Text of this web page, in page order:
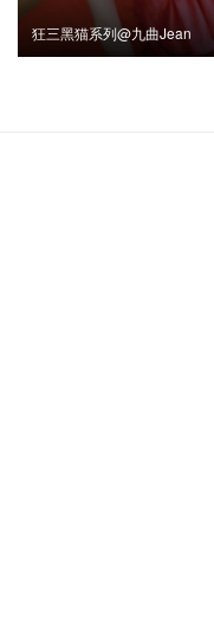
狂三黑猫系列@九曲Jean